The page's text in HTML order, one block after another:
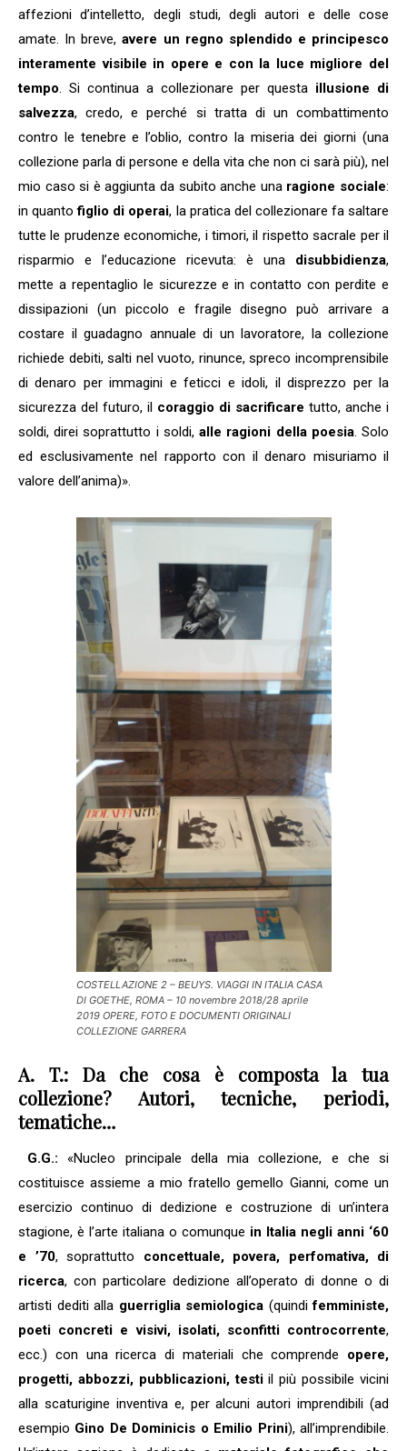
affezioni d’intelletto, degli studi, degli autori e delle cose
amate. In breve,avere un regno splendido e principesco
interamente visibile in opere e con la luce migliore del
tempo. Si continua a collezionare per questa illusione di
salvezza, credo, e perché si tratta di un combattimento
contro le tenebre e l’oblio, contro la miseria dei giorni (una
collezione parla di persone e della vita che non ci sarà più), nel
mio caso si è aggiunta da subito anche una ragione sociale:
in quantofiglio di operai, la pratica del collezionare fa saltare
tutte le prudenze economiche, i timori, il rispetto sacrale per il
risparmio e l’educazione ricevuta: è una disubbidienza,
mette a repentaglio le sicurezze e in contatto con perdite e
dissipazioni (un piccolo e fragile disegno può arrivare a
costare il guadagno annuale di un lavoratore, la collezione
richiede debiti, salti nel vuoto, rinunce, spreco incomprensibile
di denaro per immagini e feticci e idoli, il disprezzo per la
sicurezza del futuro, il coraggio di sacrificare tutto, anche i
soldi, direi soprattutto i soldi,alle ragioni della poesia. Solo
ed esclusivamente nel rapporto con il denaro misuriamo il
valore dell’anima)».
COSTELLAZIONE 2 – BEUYS. VIAGGI IN ITALIA CASA
DI GOETHE, ROMA – 10 novembre 2018/28 aprile
2019 OPERE, FOTO E DOCUMENTI ORIGINALI
COLLEZIONE GARRERA
A. T.: Da che cosa è composta la tua
collezione? Autori, tecniche, periodi,
tematiche…
G.G.: «Nucleo principale della mia collezione, e che si
costituisce assieme a mio fratello gemello Gianni, come un
esercizio continuo di dedizione e costruzione di un’intera
stagione, è l’arte italiana o comunque in Italia negli anni ‘60
e ’70, soprattutto concettuale, povera, perfomativa, di
ricerca, con particolare dedizione all’operato di donne o di
artisti dediti alla guerriglia semiologica (quindifemministe,
poeti concreti e visivi, isolati, sconfitti controcorrente,
ecc.) con una ricerca di materiali che comprende opere,
progetti, abbozzi, pubblicazioni, testiil più possibile vicini
alla scaturigine inventiva e, per alcuni autori imprendibili (ad
esempio Gino De Dominicis o Emilio Prini), all’imprendibile.